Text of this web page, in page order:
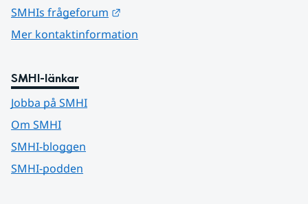
SMHIs frågeforum
Mer kontaktinformation
SMHI-länkar
Jobba på SMHI
Om SMHI
SMHI-bloggen
SMHI-podden